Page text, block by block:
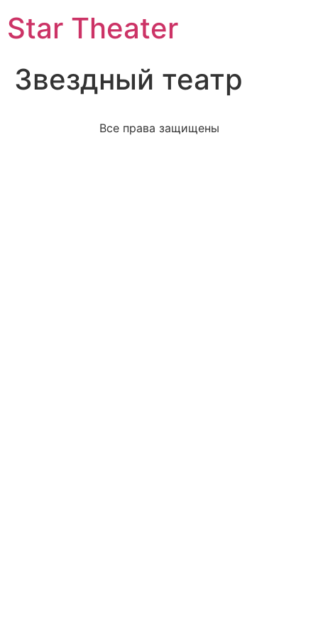
Star Theater
Звездный театр
Все права защищены